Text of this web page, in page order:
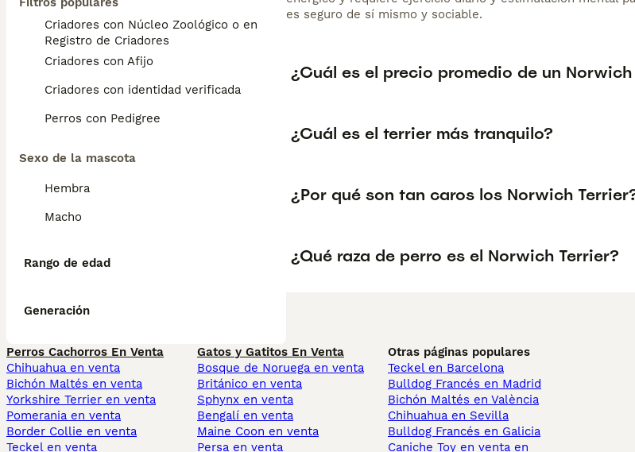
Criadores con Núcleo Zoológico o en el
Registro de Criadores
Criadores con Afijo
Criadores con identidad verificada
Perros con Pedigree
Sexo de la mascota
Hembra
Macho
Rango de edad
Generación
es seguro de sí mismo y sociable.
¿Cuál es el precio promedio de un Norwich
¿Cuál es el terrier más tranquilo?
¿Por qué son tan caros los Norwich
¿Qué raza de perro es el Norwich Terrier?
Perros Cachorros En Venta
Chihuahua en venta
Bichón Maltés en venta
Yorkshire Terrier en venta
Pomerania en venta
Border Collie en venta
Teckel en venta
Gatos y Gatitos En Venta
Bosque de Noruega en venta
Británico en venta
Sphynx en venta
Bengalí en venta
Maine Coon en venta
Persa en venta
Otras páginas populares
Teckel en Barcelona
Bulldog Francés en Madrid
Bichón Maltés en València
Chihuahua en Sevilla
Bulldog Francés en Galicia
Caniche Toy en venta en